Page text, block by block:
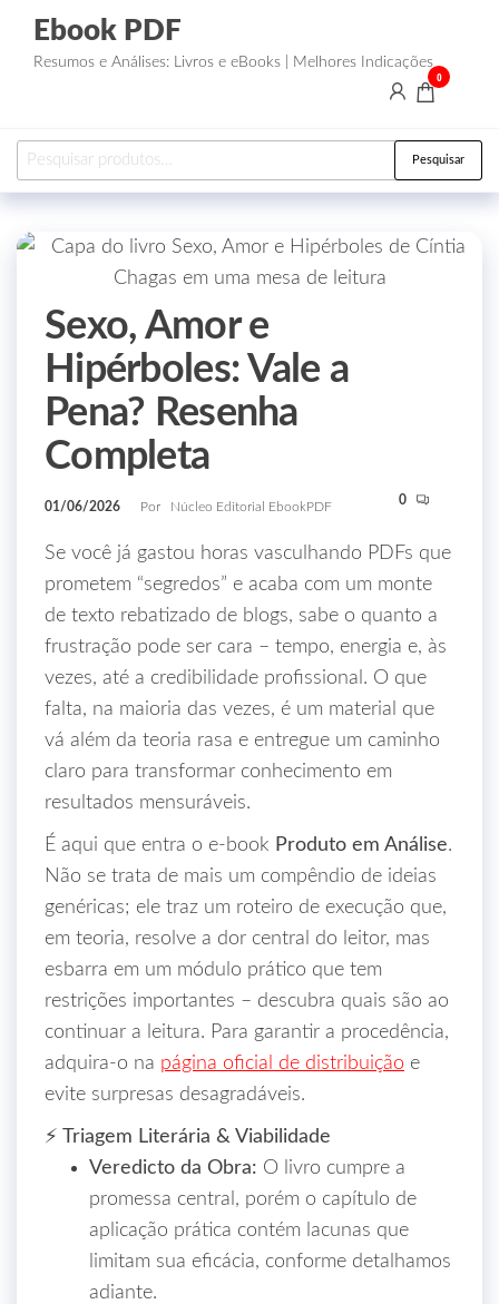
Ebook PDF
Resumos e Análises: Livros e eBooks | Melhores Indicações
0
Pesquisar
Sexo, Amor e
Hipérboles: Vale a
Pena? Resenha
Completa
01/06/2026 Por Núcleo Editorial EbookPDF 0
Se você já gastou horas vasculhando PDFs que
prometem “segredos” e acaba com um monte
de texto rebatizado de blogs, sabe o quanto a
frustração pode ser cara – tempo, energia e, às
vezes, até a credibilidade profissional. O que
falta, na maioria das vezes, é um material que
vá além da teoria rasa e entregue um caminho
claro para transformar conhecimento em
resultados mensuráveis.
É aqui que entra o e‑book Produto em Análise.
Não se trata de mais um compêndio de ideias
genéricas; ele traz um roteiro de execução que,
em teoria, resolve a dor central do leitor, mas
esbarra em um módulo prático que tem
restrições importantes – descubra quais são ao
continuar a leitura. Para garantir a procedência,
adquira‑o na página oficial de distribuição e
evite surpresas desagradáveis.
⚡ Triagem Literária & Viabilidade
Veredicto da Obra: O livro cumpre a
promessa central, porém o capítulo de
aplicação prática contém lacunas que
limitam sua eficácia, conforme detalhamos
adiante.